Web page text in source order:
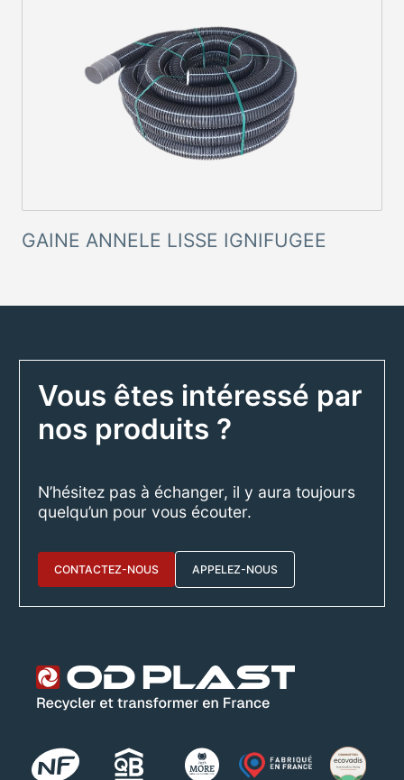
GAINE ANNELE LISSE IGNIFUGEE
Vous êtes intéressé par
nos produits ?
N’hésitez pas à échanger, il y aura toujours
quelqu’un pour vous écouter.
CONTACTEZ-NOUS APPELEZ-NOUS